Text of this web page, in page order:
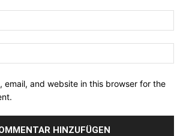
email, and website in this browser for the